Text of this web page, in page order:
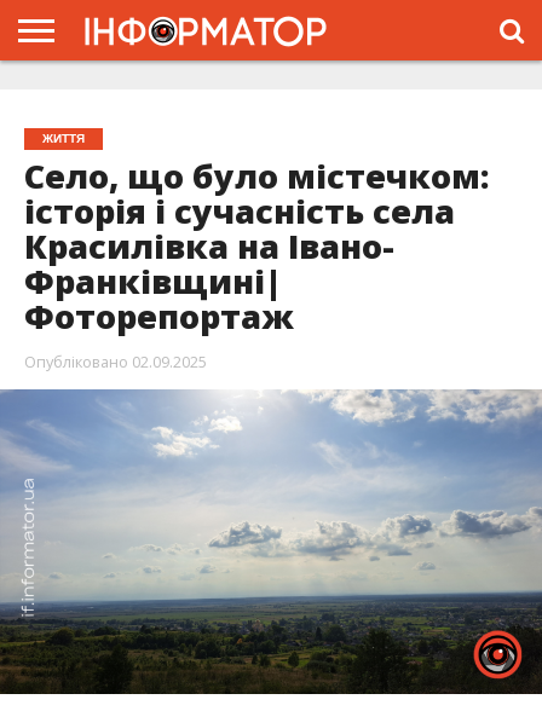
ЖИТТЯ
Село, що було містечком:
історія і сучасність села
Красилівка на Івано-
Франківщині|
Фоторепортаж
Опубліковано 02.09.2025